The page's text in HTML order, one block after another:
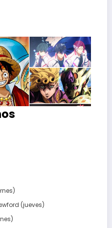
(jueves)